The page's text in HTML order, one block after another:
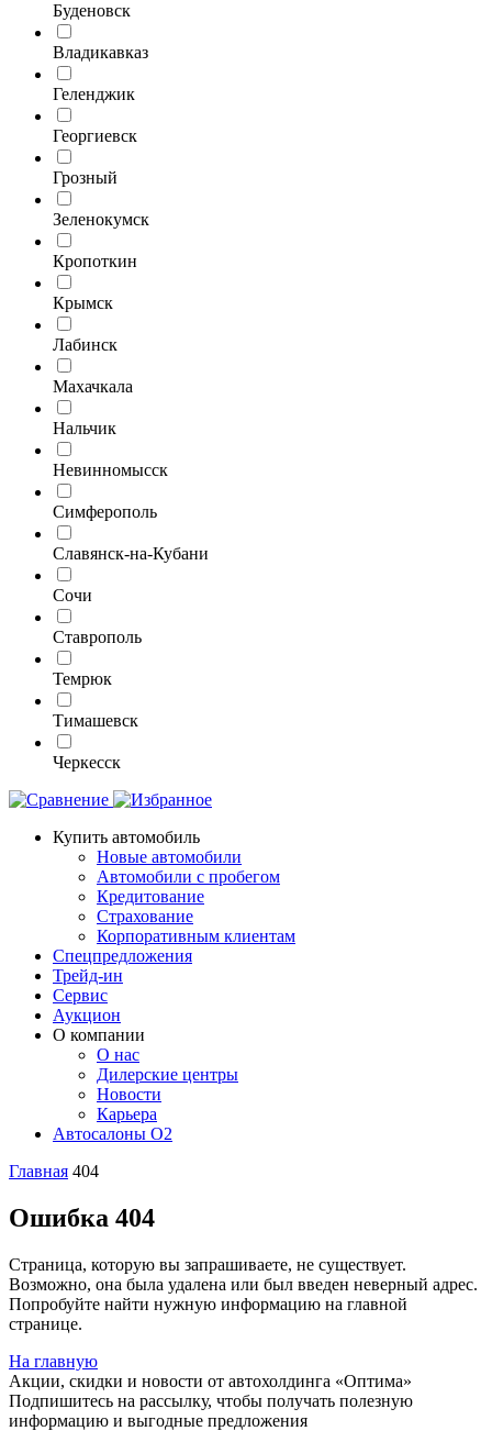
Буденовск
Владикавказ
Геленджик
Георгиевск
Грозный
Зеленокумск
Кропоткин
Крымск
Лабинск
Махачкала
Нальчик
Невинномысск
Симферополь
Славянск-на-Кубани
Сочи
Ставрополь
Темрюк
Тимашевск
Черкесск
Купить автомобиль
Новые автомобили
Автомобили с пробегом
Кредитование
Страхование
Корпоративным клиентам
Спецпредложения
Трейд-ин
Сервис
Аукцион
О компании
О нас
Дилерские центры
Новости
Карьера
Автосалоны O2
Главная 404
Ошибка 404
Страница, которую вы запрашиваете, не существует.
Возможно, она была удалена или был введен неверный адрес.
Попробуйте найти нужную информацию на главной
странице.
На главную
Акции, скидки и новости от автохолдинга «Оптима»
Подпишитесь на рассылку, чтобы получать полезную
информацию и выгодные предложения